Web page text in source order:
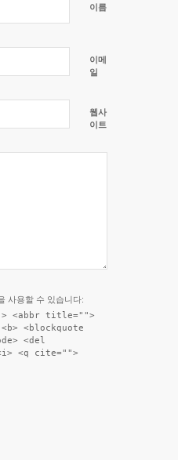
이름
이메
일
웹사
이트
사용할 수 있습니다:
<abbr title="">
<blockquote
<del
<q cite="">